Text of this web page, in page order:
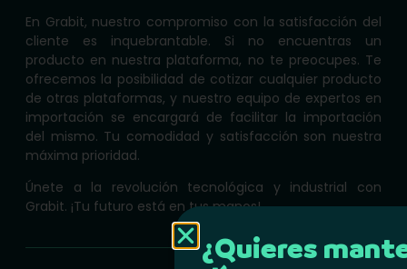
En Grabit, nuestro compromiso con la satisfacción del
cliente es inquebrantable. Si no encuentras un
producto en nuestra plataforma, no te preocupes. Te
ofrecemos la posibilidad de cotizar cualquier producto
de otras plataformas, y nuestro equipo de expertos en
importación se encargará de facilitar la importación
del mismo. Tu comodidad y satisfacción son nuestra
máxima prioridad.
Únete a la revolución tecnológica y industrial con
Grabit. ¡Tu futuro está en tus manos!
¿Quieres